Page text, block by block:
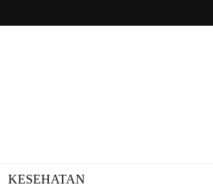
KESEHATAN